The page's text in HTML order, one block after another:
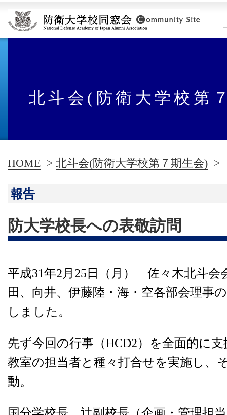
北斗会(防衛大学校第
HOME > 北斗会(防衛大学校第７期生会) >
報告
防大学校長への表敬訪問
平成31年2月25日（月） 佐々木北斗会
田、向井、伊藤陸・海・空各部会理事
しました。
先ず今回の行事（HCD2）を全面的に
教室の担当者と種々打合せを実施し、
動。